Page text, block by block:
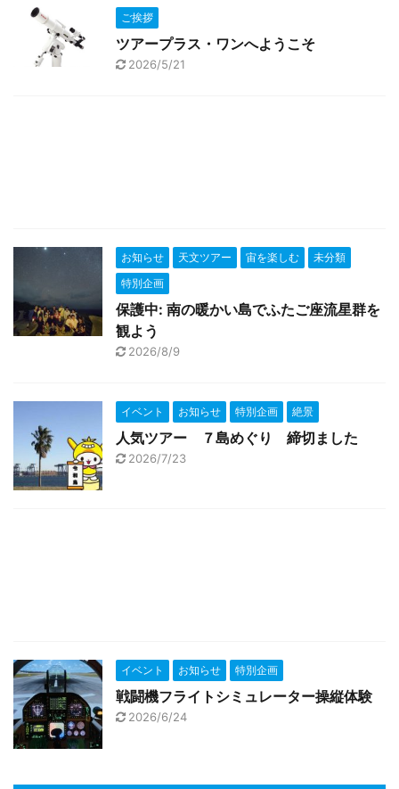
ご挨拶
ツアープラス・ワンへようこそ
2026/5/21
お知らせ 天文ツアー 宙を楽しむ
未分類
特別企画
保護中: 南の暖かい島でふたご座流星群を
観よう
2026/8/9
イベント お知らせ 特別企画 絶景
人気ツアー ７島めぐり 締切ました
2026/7/23
イベント お知らせ 特別企画
戦闘機フライトシミュレーター操縦体験
2026/6/24